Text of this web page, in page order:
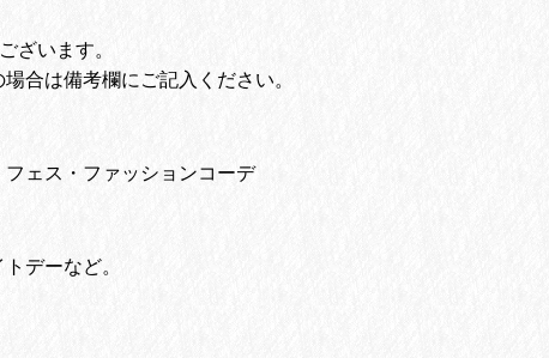
ざいます。
合は備考欄にご記入ください。
ェス・ファッションコーデ
デーなど。